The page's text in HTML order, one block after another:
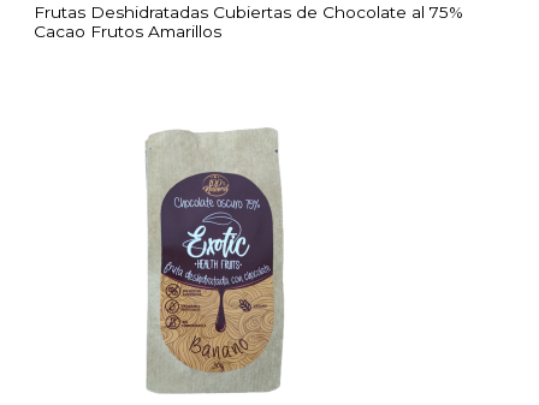
Frutas Deshidratadas Cubiertas de Chocolate al 75%
Cacao Frutos Amarillos
e
r
a
n
g
e
:
$
1
0
.
0
0